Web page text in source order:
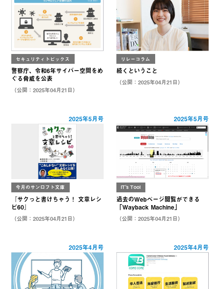
セキュリティトピックス
警察庁、令和6年サイバー空間をめ
ぐる脅威を公表
（公開：2025年04月21日）
リレーコラム
続くということ
（公開：2025年04月21日）
2025年5月号
今月のサンロフト文庫
『サクっと書けちゃう！ 文章レシ
ピ60』
（公開：2025年04月21日）
2025年5月号
IT's Tool
過去のWebページ閲覧ができる
「Wayback Machine」
（公開：2025年04月21日）
2025年4月号 2025年4月号